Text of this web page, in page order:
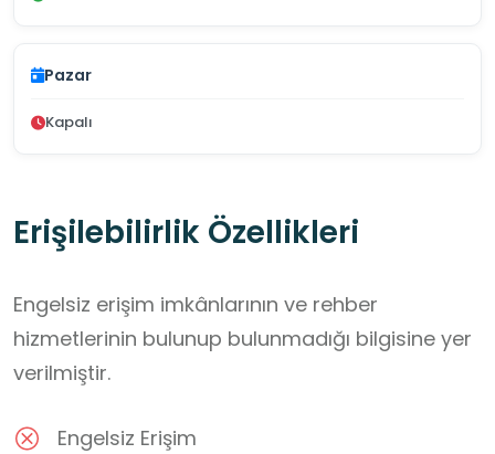
Pazar
Kapalı
Erişilebilirlik Özellikleri
Engelsiz erişim imkânlarının ve rehber
hizmetlerinin bulunup bulunmadığı bilgisine yer
verilmiştir.
Engelsiz Erişim